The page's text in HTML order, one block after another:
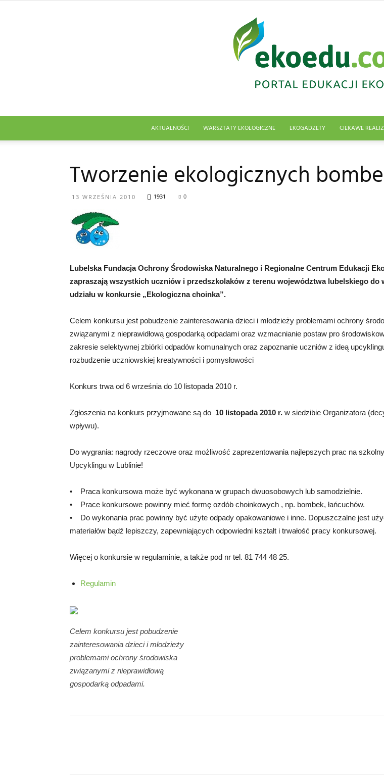
Abrys
AKTUALNOŚCI WARSZTATY EKOLOGICZNE EKOGADŻETY CIEKAWE
Tworzenie ekologicznych
13 WRZEŚNIA 2010 1931 0
Lubelska Fundacja Ochrony Środowiska Naturalnego i Regionalne Centrum Edukacji
zapraszają wszystkich uczniów i przedszkolaków z terenu województwa lubelskiego do
udziału w konkursie „Ekologiczna choinka”.
Celem konkursu jest pobudzenie zainteresowania dzieci i młodzieży problemami ochrony
związanymi z nieprawidłową gospodarką odpadami oraz wzmacnianie postaw pro
zakresie selektywnej zbiórki odpadów komunalnych oraz zapoznanie uczniów z ideą
rozbudzenie uczniowskiej kreatywności i pomysłowości
Konkurs trwa od 6 września do 10 listopada 2010 r.
Zgłoszenia na konkurs przyjmowane są do 10 listopada 2010 r. w siedzibie Organizatora
wpływu).
Do wygrania: nagrody rzeczowe oraz możliwość zaprezentowania najlepszych prac na
Upcyklingu w Lublinie!
• Praca konkursowa może być wykonana w grupach dwuosobowych lub samodzielnie.
• Prace konkursowe powinny mieć formę ozdób choinkowych , np. bombek, łańcuchów.
• Do wykonania prac powinny być użyte odpady opakowaniowe i inne. Dopuszczalne jest
materiałów bądź lepiszczy, zapewniających odpowiedni kształt i trwałość pracy konkursowej.
Więcej o konkursie w regulaminie, a także pod nr tel. 81 744 48 25.
Regulamin
Celem konkursu jest pobudzenie
zainteresowania dzieci i młodzieży
problemami ochrony środowiska
związanymi z nieprawidłową
gospodarką odpadami.